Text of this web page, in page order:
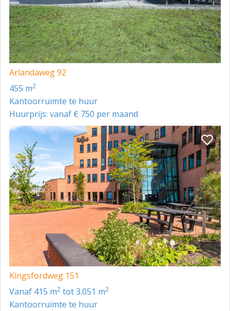
Arlandaweg 92
455 m2
Kantoorruimte te huur
Huurprijs: vanaf € 750 per maand
Kingsfordweg 151
vanaf 415 m2 tot 3.051 m2
Kantoorruimte te huur